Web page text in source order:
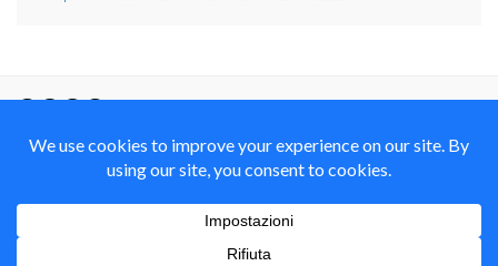
con Licenza
Creative Commons Attribution Non commercial Share
Alike 4.0 International